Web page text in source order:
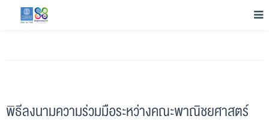
พิธีลงนามความร่วมมือระหว่างคณะพาณิชยศาสตร์